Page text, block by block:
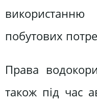
побутових
Права
також під час